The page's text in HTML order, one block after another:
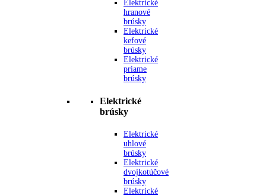
Elektrické
hranové
brúsky
Elektrické
kefové
brúsky
Elektrické
priame
brúsky
Elektrické
brúsky
Elektrické
uhlové
brúsky
Elektrické
dvojkotúčové
brúsky
Elektrické